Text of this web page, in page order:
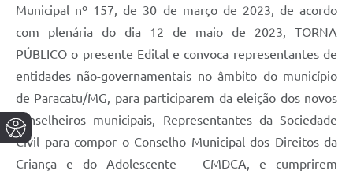
Municipal nº 157, de 30 de março de 2023, de acordo
com plenária do dia 12 de maio de 2023, TORNA
PÚBLICO o presente Edital e convoca representantes de
entidades não-governamentais no âmbito do município
de Paracatu/MG, para participarem da eleição dos novos
conselheiros municipais, Representantes da Sociedade
Civil para compor o Conselho Municipal dos Direitos da
Criança e do Adolescente – CMDCA, e cumprirem